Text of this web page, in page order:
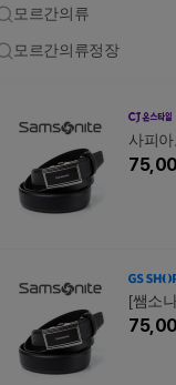
모르간의류
모르간의류정장
사피
[쌤소